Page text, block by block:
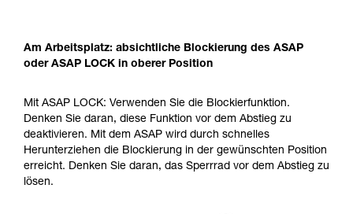
Am Arbeitsplatz: absichtliche Blockierung des ASAP
oder ASAP LOCK in oberer Position
Mit ASAP LOCK: Verwenden Sie die Blockierfunktion.
Denken Sie daran, diese Funktion vor dem Abstieg zu
deaktivieren. Mit dem ASAP wird durch schnelles
Herunterziehen die Blockierung in der gewünschten Position
erreicht. Denken Sie daran, das Sperrrad vor dem Abstieg zu
lösen.